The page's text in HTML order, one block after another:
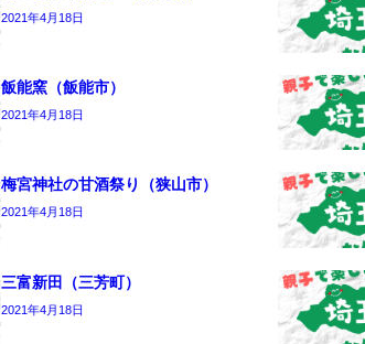
2021年4月18日
飯能窯（飯能市）
2021年4月18日
梅宮神社の甘酒祭り（狭山市）
2021年4月18日
三富新田（三芳町）
2021年4月18日